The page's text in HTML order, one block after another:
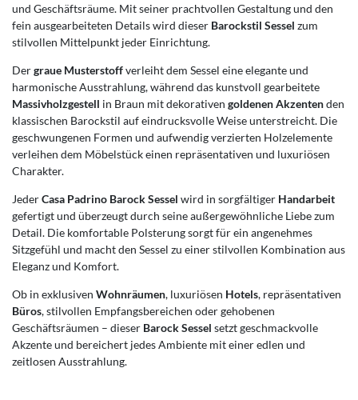
und Geschäftsräume. Mit seiner prachtvollen Gestaltung und den
fein ausgearbeiteten Details wird dieser Barockstil Sessel zum
stilvollen Mittelpunkt jeder Einrichtung.
Dergraue Musterstoffverleiht dem Sessel eine elegante und
harmonische Ausstrahlung, während das kunstvoll gearbeitete
Massivholzgestell in Braun mit dekorativen goldenen Akzentenden
klassischen Barockstil auf eindrucksvolle Weise unterstreicht. Die
geschwungenen Formen und aufwendig verzierten Holzelemente
verleihen dem Möbelstück einen repräsentativen und luxuriösen
Charakter.
JederCasa Padrino Barock Sessel wird in sorgfältiger Handarbeit
gefertigt und überzeugt durch seine außergewöhnliche Liebe zum
Detail. Die komfortable Polsterung sorgt für ein angenehmes
Sitzgefühl und macht den Sessel zu einer stilvollen Kombination aus
Eleganz und Komfort.
Ob in exklusiven Wohnräumen, luxuriösen Hotels, repräsentativen
Büros, stilvollen Empfangsbereichen oder gehobenen
Geschäftsräumen – dieser Barock Sessel setzt geschmackvolle
Akzente und bereichert jedes Ambiente mit einer edlen und
zeitlosen Ausstrahlung.